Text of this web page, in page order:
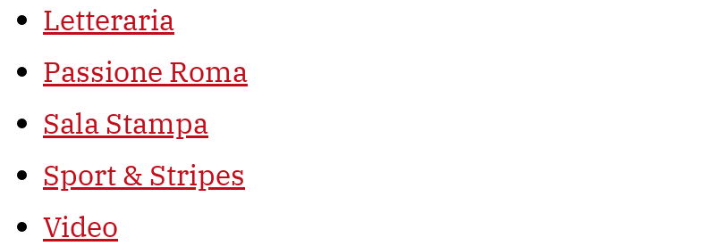
Letteraria
Passione Roma
Sala Stampa
Sport & Stripes
Video